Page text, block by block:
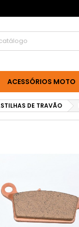
ACESSÓRIOS MOTO
DE TRAVÃO